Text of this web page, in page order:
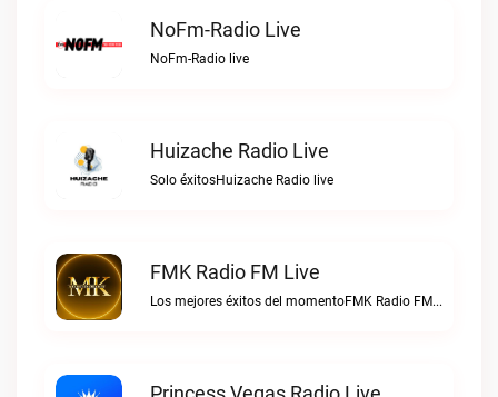
NoFm-Radio Live
NoFm-Radio live
Huizache Radio Live
Solo éxitosHuizache Radio live
FMK Radio FM Live
Los mejores éxitos del momentoFMK Radio FM live